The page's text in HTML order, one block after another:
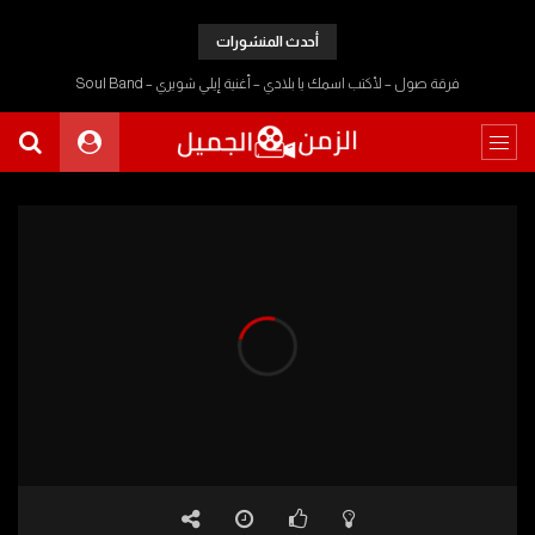
أحدث المنشورات
فرقة صول – لأكتب اسمك يا بلادي – أغنية إيلي شويري – Soul Band